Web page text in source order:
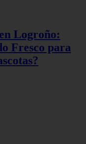
Logroño:
Fresco para